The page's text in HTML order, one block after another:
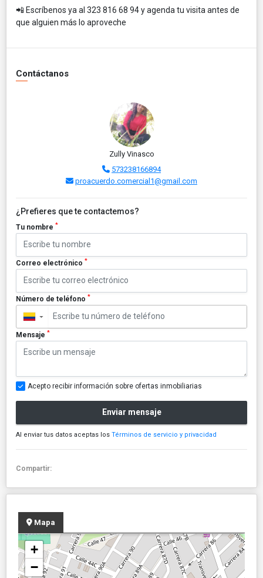
📲 Escríbenos ya al 323 816 68 94 y agenda tu visita antes de
que alguien más lo aproveche
Contáctanos
Zully Vinasco
573238166894
proacuerdo.comercial1@gmail.com
¿Prefieres que te contactemos?
Tu nombre *
Correo electrónico *
Número de teléfono *
▼
Mensaje *
Acepto recibir información sobre ofertas inmobiliarias
Enviar mensaje
Al enviar tus datos aceptas los Términos de servicio y privacidad
Compartir:
Mapa
+
−